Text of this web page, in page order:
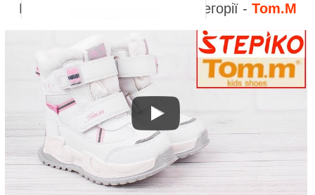
Артикул: 9619B
Дитячі термочеревики Tom M
9619B (чорний/синій)
1130грн.
Відео до інших товарів з категорії - Tom.M